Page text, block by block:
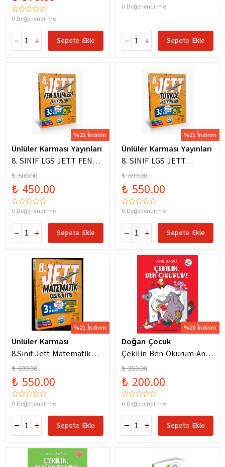
0 Değerlendirme
Sepete Ekle
0 Değerlendirme
Sepete Ekle
%25 İndirim
Ünlüler Karması Yayınları
8. SINIF LGS JETT FEN
BİLİMLERİ FASİKÜLLERİ
₺ 600.00
₺ 450.00
0 Değerlendirme
Sepete Ekle
%21 İndirim
Ünlüler Karması Yayınları
8. SINIF LGS JETT
TÜRKÇE FASİKÜLLERİ
₺ 699.00
₺ 550.00
0 Değerlendirme
Sepete Ekle
%21 İndirim
Ünlüler Karması
8.Sınıf Jett Matematik
Fasiküller Soru Bankası /
Kolektif / Ünlüler
Karması / 9786256529786
₺ 699.00
₺ 550.00
0 Değerlendirme
Sepete Ekle
%20 İndirim
Doğan Çocuk
Çekilin Ben Okurum Anıl
Basılı Eğlenceli
Hikayeler
₺ 250.00
₺ 200.00
0 Değerlendirme
Sepete Ekle